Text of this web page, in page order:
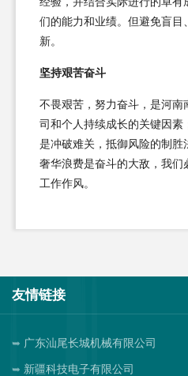
们的能力和业绩。但避免盲目
新。
坚持艰苦奋斗
不畏艰苦，努力奋斗，是河南
司和个人持续成长的关键因素
是冲破难关，抵御风险的制胜
奢华浪费是奋斗的大敌，我们
工作作风。
友情链接
广东汕尾长城机械有限公司
新疆科技电子有限公司